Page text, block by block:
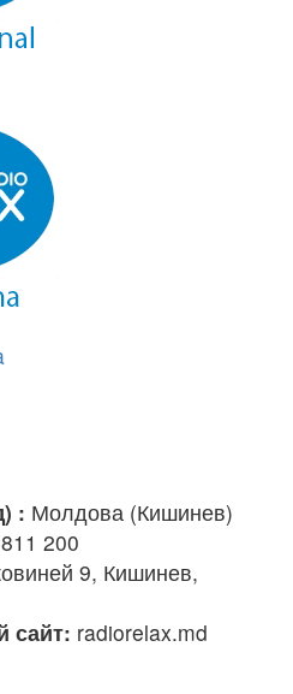
: Молдова (Кишинев)
200
9, Кишинев,
сайт: radiorelax.md